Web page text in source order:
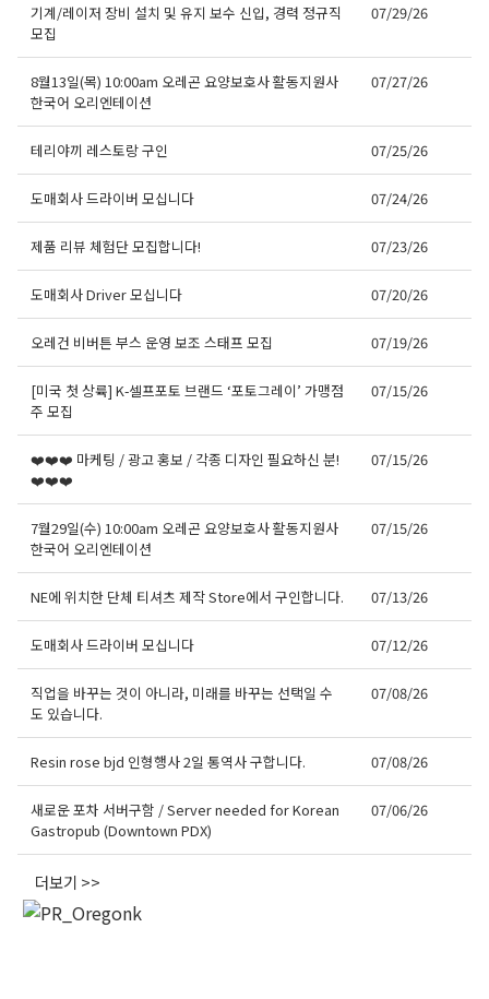
기계/레이저 장비 설치 및 유지 보수 신입, 경력 정규직
모집
07/29/26
8월13일(목) 10:00am 오레곤 요양보호사 활동지원사
한국어 오리엔테이션
07/27/26
테리야끼 레스토랑 구인 07/25/26
도매회사 드라이버 모십니다 07/24/26
제품 리뷰 체험단 모집합니다! 07/23/26
도매회사 Driver 모십니다 07/20/26
오레건 비버튼 부스 운영 보조 스태프 모집 07/19/26
[미국 첫 상륙] K-셀프포토 브랜드 ‘포토그레이’ 가맹점
주 모집
07/15/26
❤️❤️❤️ 마케팅 / 광고 홍보 / 각종 디자인 필요하신 분!
❤️❤️❤️
07/15/26
7월29일(수) 10:00am 오레곤 요양보호사 활동지원사
한국어 오리엔테이션
07/15/26
NE에 위치한 단체 티셔츠 제작 Store에서 구인합니다. 07/13/26
도매회사 드라이버 모십니다 07/12/26
직업을 바꾸는 것이 아니라, 미래를 바꾸는 선택일 수
도 있습니다.
07/08/26
Resin rose bjd 인형행사 2일 통역사 구합니다. 07/08/26
새로운 포차 서버구함 / Server needed for Korean
Gastropub (Downtown PDX)
07/06/26
더보기 >>